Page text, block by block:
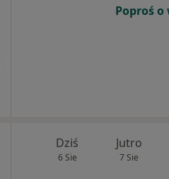
Poproś
Dziś
6 Sie
Jutro
7 Sie